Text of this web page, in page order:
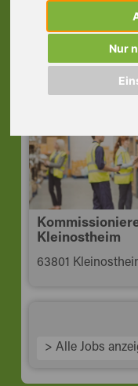
Nur
Lagerhelfer
Aschaffenburg
63741
Kleinostheim
63801
> Alle Jobs